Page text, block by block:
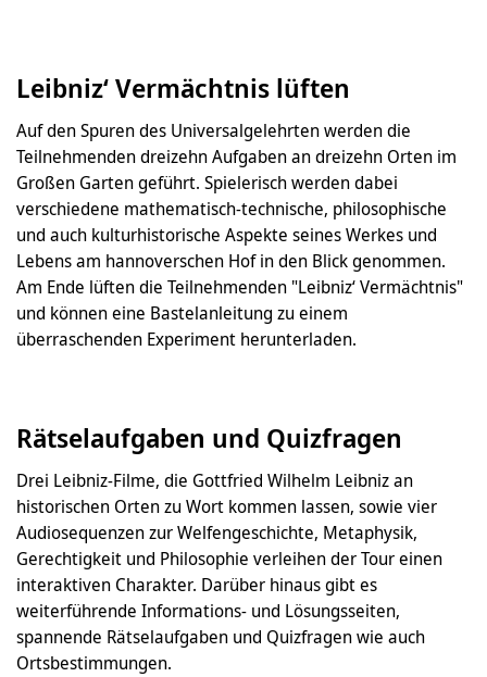
Leibniz‘ Vermächtnis lüften
Auf den Spuren des Universalgelehrten werden die
Teilnehmenden dreizehn Aufgaben an dreizehn Orten im
Großen Garten geführt. Spielerisch werden dabei
verschiedene mathematisch-technische, philosophische
und auch kulturhistorische Aspekte seines Werkes und
Lebens am hannoverschen Hof in den Blick genommen.
Am Ende lüften die Teilnehmenden "Leibniz‘ Vermächtnis"
und können eine Bastelanleitung zu einem
überraschenden Experiment herunterladen.
Rätselaufgaben und Quizfragen
Drei Leibniz-Filme, die Gottfried Wilhelm Leibniz an
historischen Orten zu Wort kommen lassen, sowie vier
Audiosequenzen zur Welfengeschichte, Metaphysik,
Gerechtigkeit und Philosophie verleihen der Tour einen
interaktiven Charakter. Darüber hinaus gibt es
weiterführende Informations- und Lösungsseiten,
spannende Rätselaufgaben und Quizfragen wie auch
Ortsbestimmungen.